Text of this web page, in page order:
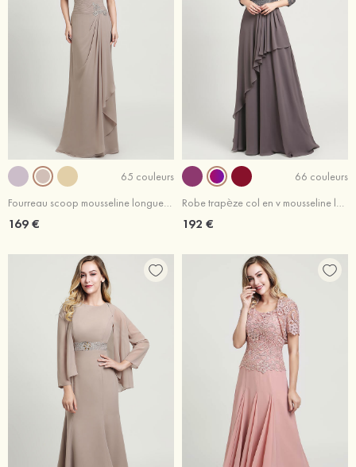
65 couleurs
Fourreau scoop mousseline longueur ras du sol robe de mère de la mariée avec appliqué dentelle volants
169 €
66 couleurs
Robe trapèze col en v mousseline longueur ras du sol robe de mère de la mariée avec perle dentelle plissé paillettes
192 €